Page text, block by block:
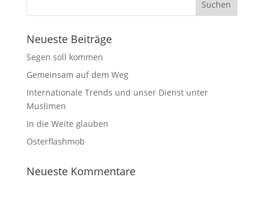
Neueste Beiträge
Segen soll kommen
Gemeinsam auf dem Weg
Internationale Trends und unser Dienst unter
Muslimen
In die Weite glauben
Osterflashmob
Neueste Kommentare